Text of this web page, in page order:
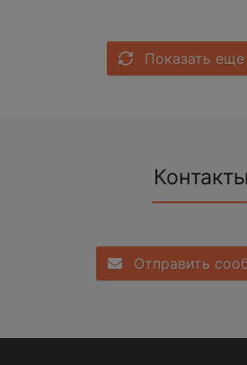
Показать
Контакты
Отправить